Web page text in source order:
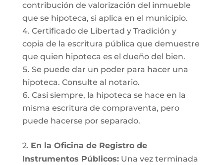
contribución de valorización del inmueble
que se hipoteca, si aplica en el municipio.
Certificado de Libertad y Tradición y
copia de la escritura pública que demuestre
que quien hipoteca es el dueño del bien.
Se puede dar un poder para hacer una
hipoteca. Consulte al notario.
Casi siempre, la hipoteca se hace en la
misma escritura de compraventa, pero
puede hacerse por separado.
2. En la Oficina de Registro de
Instrumentos Públicos:Una vez terminada